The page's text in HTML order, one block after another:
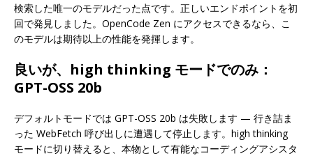
検索した唯一のモデルだった点です。正しいエンドポイントを初
回で発見しました。OpenCode Zen にアクセスできるなら、こ
のモデルは期待以上の性能を発揮します。
良いが、high thinking モードでのみ：
GPT-OSS 20b
デフォルトモードでは GPT-OSS 20b は失敗します — 行き詰ま
った WebFetch 呼び出しに遭遇して停止します。high thinking
モードに切り替えると、本物として有能なコーディングアシスタ